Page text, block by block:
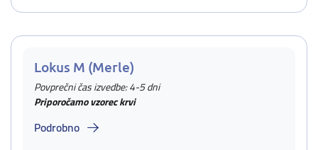
Lokus M (Merle)
Povprečni čas izvedbe: 4-5 dni
Priporočamo vzorec krvi
Podrobno